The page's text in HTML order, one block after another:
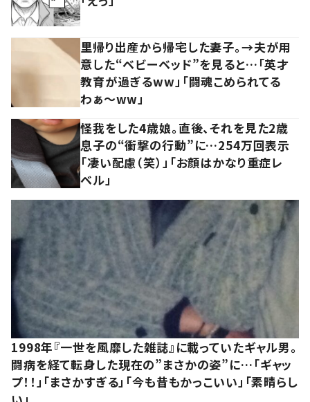
里帰り出産から帰宅した妻子。→夫が用
意した“ベビーベッド”を見ると…「英才
教育が過ぎるww」「闘魂こめられてる
わぁ～ww」
怪我をした4歳娘。直後、それを見た2歳
息子の“衝撃の行動”に…254万回表示
「凄い配慮（笑）」「お顔はかなり重症レ
ベル」
1998年『一世を風靡した雑誌』に載っていたギャル男。
闘病を経て転身した現在の”まさかの姿”に…「ギャッ
プ！！」「まさかすぎる」「今も昔もかっこいい」「素晴らし